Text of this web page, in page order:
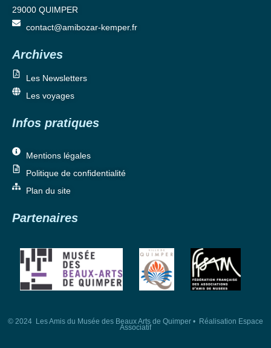
29000 QUIMPER
contact@amibozar-kemper.fr
Archives
Les Newsletters
Les voyages
Infos pratiques
Mentions légales
Politique de confidentialité
Plan du site
Partenaires
© 2024 Les Amis du Musée des Beaux Arts de Quimper • Réalisation Espace
Associatif